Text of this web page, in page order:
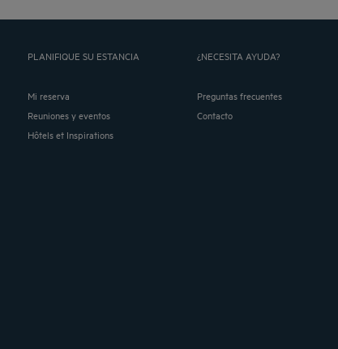
PLANIFIQUE SU ESTANCIA
Mi reserva
Reuniones y eventos
Hôtels et Inspirations
¿NECESITA AYUDA?
Preguntas frecuentes
Contacto